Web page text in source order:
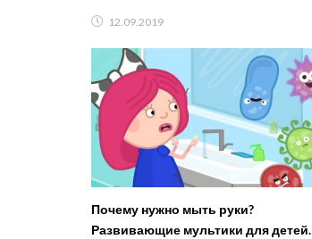
12.09.2019
Почему нужно мыть руки?
Развивающие мультики для детей.